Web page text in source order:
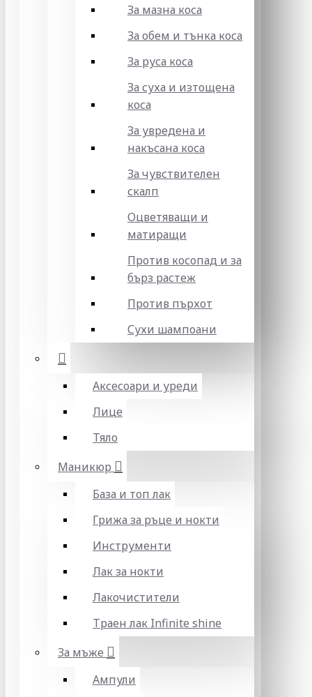
За мазна коса
За обем и тънка коса
За руса коса
За суха и изтощена
коса
За увредена и
накъсана коса
За чувствителен
скалп
Оцветяващи и
матиращи
Против косопад и за
бърз растеж
Против пърхот
Сухи шампоани
Аксесоари и уреди
Лице
Тяло
Маникюр
База и топ лак
Грижа за ръце и нокти
Инструменти
Лак за нокти
Лакочистители
Траен лак Infinite shine
За мъже
Ампули